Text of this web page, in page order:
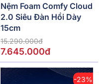
Nệm Foam Comfy Cloud
2.0 Siêu Đàn Hồi Dày
15cm
15.290.000đ
7.645.000đ
-23%